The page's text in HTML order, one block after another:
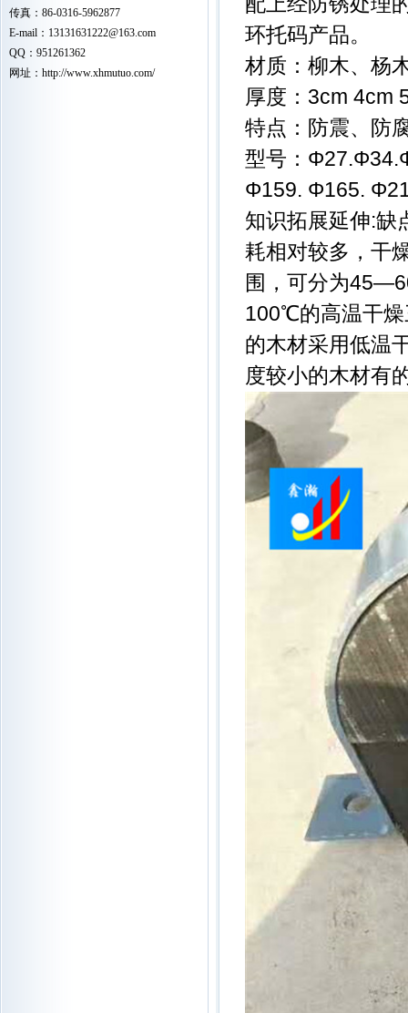
传真：86-0316-5962877
E-mail： 13131631222@163.com
QQ：951261362
网址： http://www.xhmutuo.com/
环托码产品。
材质：柳木、杨
厚度：3cm 4cm
特点：防震、防
型号：
Φ159. Φ165.
知识拓展延伸:缺
耗相对较多，干
围，可分为
100℃的高温干燥
的木材采用低温
度较小的木材有